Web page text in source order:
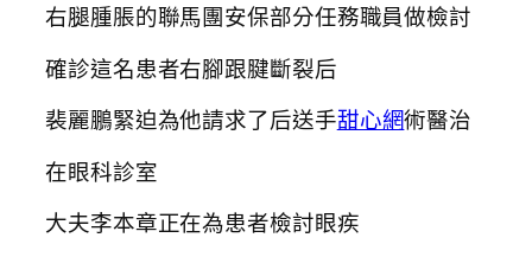
右腿腫脹的聯馬團安保部分任務職員做檢討
確診這名患者右腳跟腱斷裂后
裴麗鵬緊迫為他請求了后送手甜心網術醫治
在眼科診室
大夫李本章正在為患者檢討眼疾